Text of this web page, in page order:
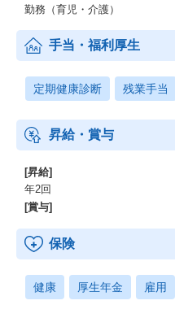
勤務（育児・介護）
手当・福利厚生
定期健康診断 残業手当
昇給・賞与
[昇給]
年2回
[賞与]
保険
健康 厚生年金 雇用